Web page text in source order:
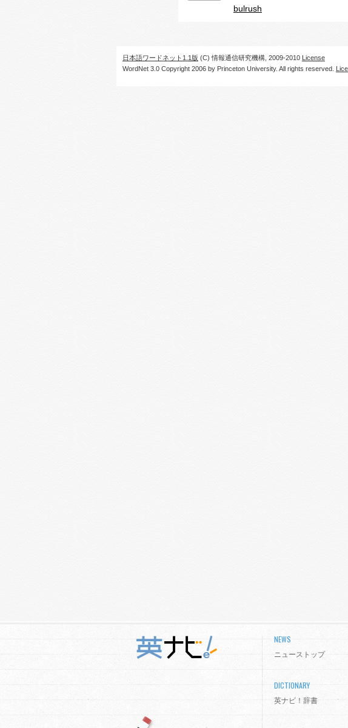
bulrush
日本語ワードネット1.1版 (C) 情報通信研究機構, 2009-2010 License
WordNet 3.0 Copyright 2006 by Princeton University. All rights reserved.
NEWS
ニューストップ
DICTIONARY
英ナビ！辞書